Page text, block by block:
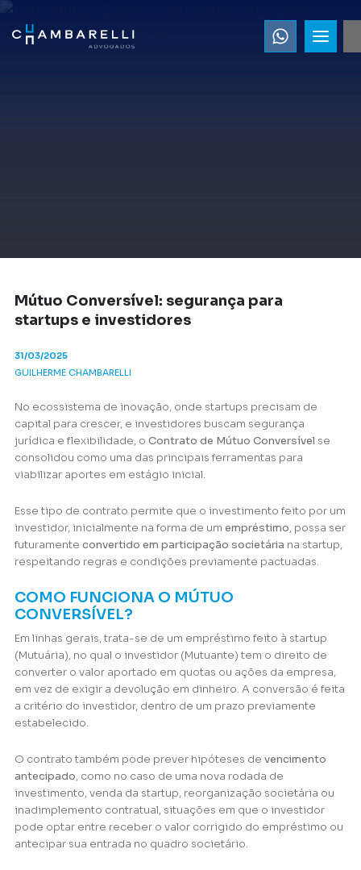
Mútuo Conversível: segurança para
startups e investidores
31/03/2025
GUILHERME CHAMBARELLI
No ecossistema de inovação, onde startups precisam de
capital para crescer, e investidores buscam segurança
jurídica e flexibilidade, o Contrato de Mútuo Conversível se
consolidou como uma das principais ferramentas para
viabilizar aportes em estágio inicial.
Esse tipo de contrato permite que o investimento feito por um
investidor, inicialmente na forma de um empréstimo, possa ser
futuramente convertido em participação societária na startup,
respeitando regras e condições previamente pactuadas.
COMO FUNCIONA O MÚTUO
CONVERSÍVEL?
Em linhas gerais, trata-se de um empréstimo feito à startup
(Mutuária), no qual o investidor (Mutuante) tem o direito de
converter o valor aportado em quotas ou ações da empresa,
em vez de exigir a devolução em dinheiro. A conversão é feita
a critério do investidor, dentro de um prazo previamente
estabelecido.
O contrato também pode prever hipóteses de vencimento
antecipado, como no caso de uma nova rodada de
investimento, venda da startup, reorganização societária ou
inadimplemento contratual, situações em que o investidor
pode optar entre receber o valor corrigido do empréstimo ou
antecipar sua entrada no quadro societário.